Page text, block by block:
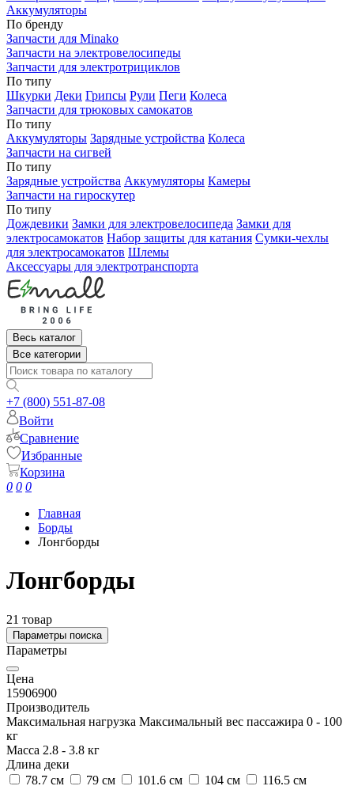
Аккумуляторы
По бренду
Запчасти для Minako
Запчасти на электровелосипеды
Запчасти для электротрициклов
По типу
Шкурки Деки Грипсы Рули Пеги Колеса
Запчасти для трюковых самокатов
По типу
Аккумуляторы Зарядные устройства Колеса
Запчасти на сигвей
По типу
Зарядные устройства Аккумуляторы Камеры
Запчасти на гироскутер
По типу
Дождевики Замки для электровелосипеда Замки для
электросамокатов Набор защиты для катания Сумки-чехлы
для электросамокатов Шлемы
Аксессуары для электротранспорта
Весь каталог
Все категории
+7 (800) 551-87-08
Войти
Сравнение
Избранные
Корзина
0 0 0
Главная
Борды
Лонгборды
Лонгборды
21 товар
Параметры поиска
Параметры
Цена
15906900
Производитель
Максимальная нагрузка Максимальный вес пассажира 0 - 100
кг
Масса 2.8 - 3.8 кг
Длина деки
78.7 см
79 см 101.6 см 104 см 116.5 см